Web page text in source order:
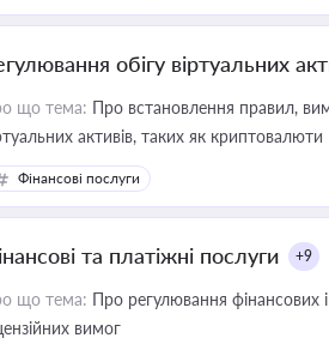
обігу віртуальних
що тема: Про встановлення правил,
активів, таких як криптовалюти
Фінансові послуги
та платіжні послуги +9
що тема: Про регулювання фінансових і платіжних послуг, управління
вимог